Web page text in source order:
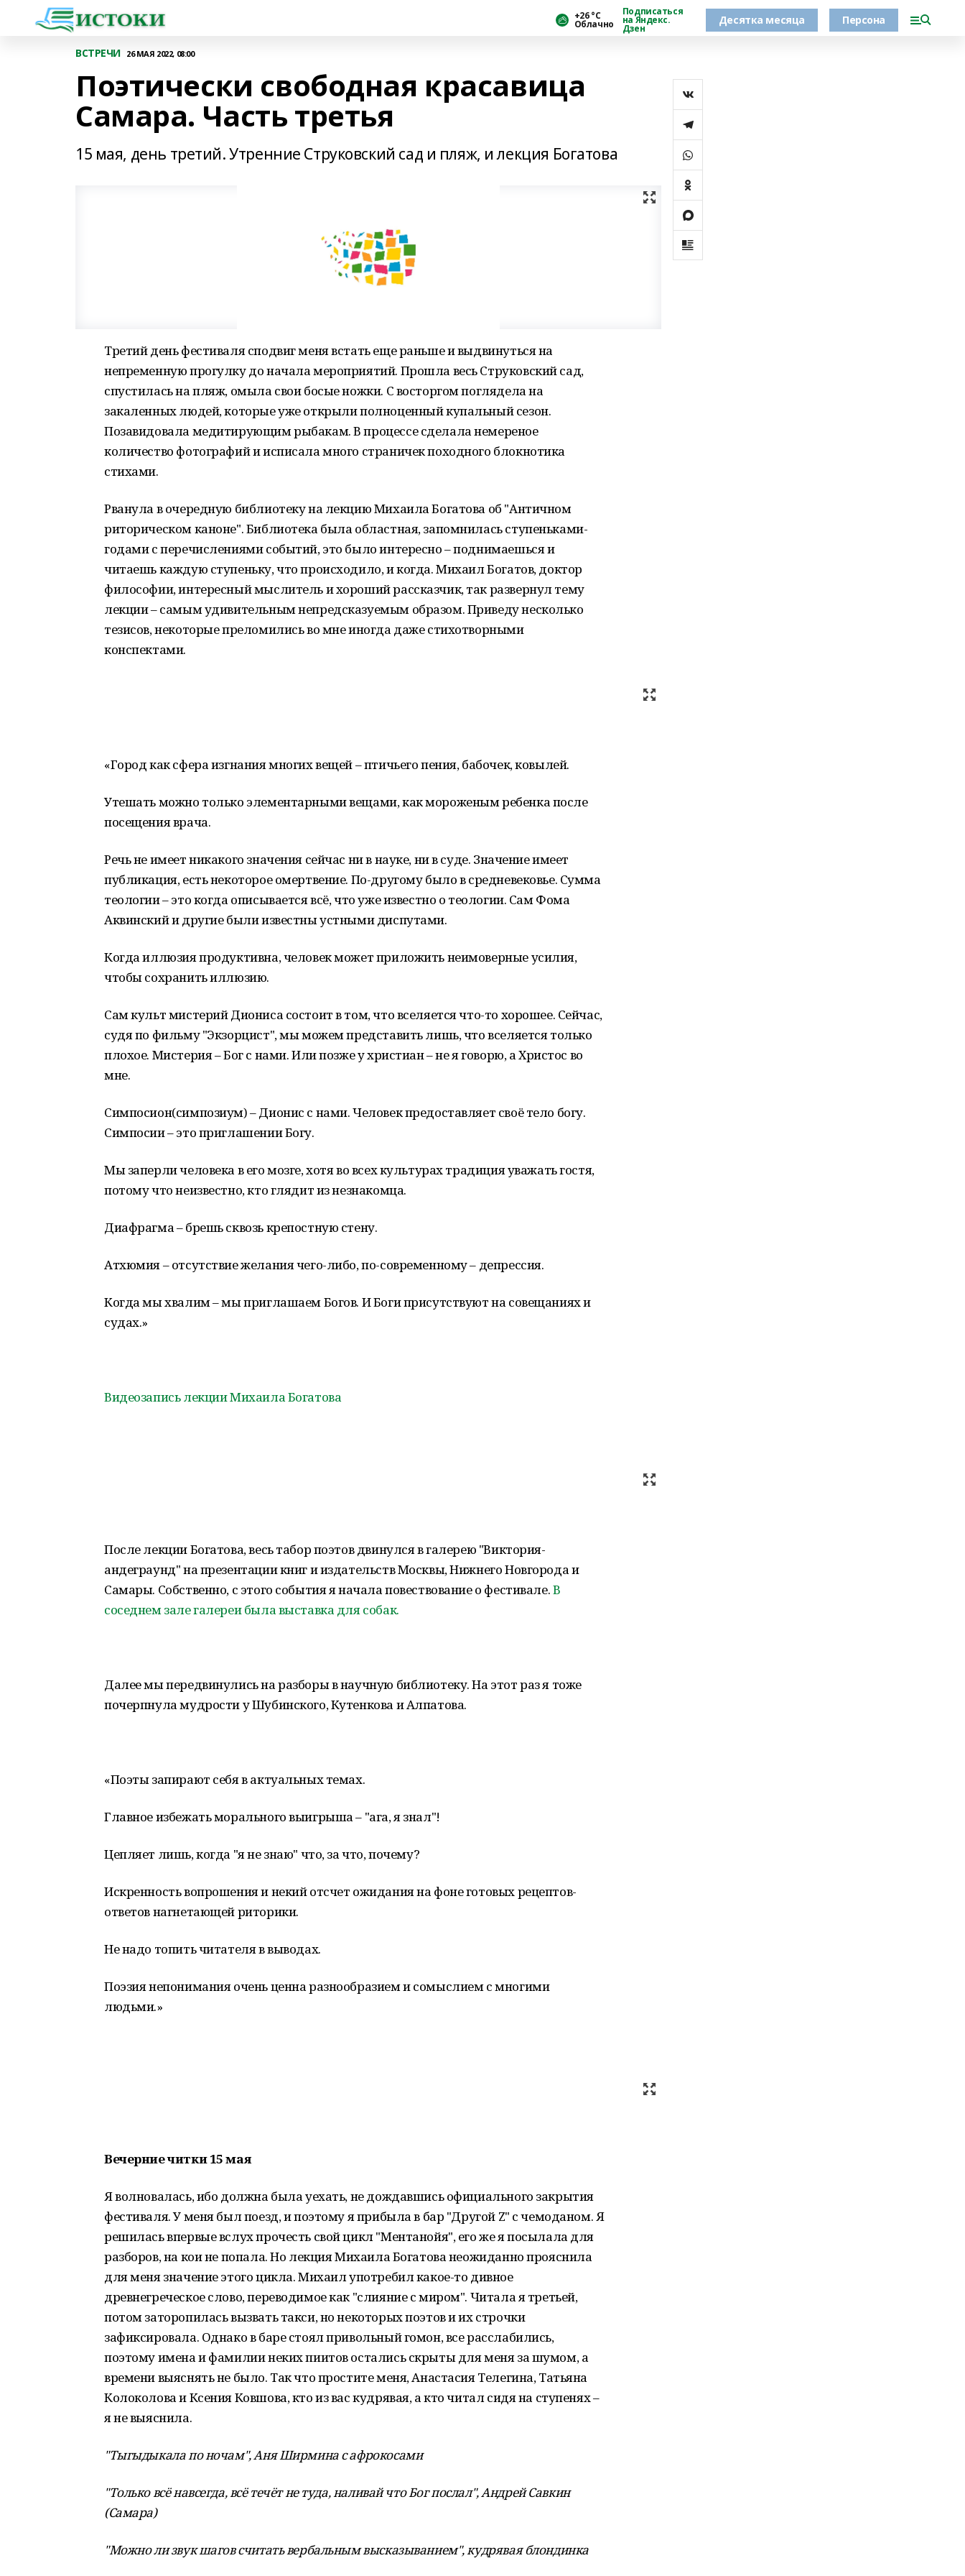
+26 °С
Облачно
Подписаться
на Яндекс.
Дзен
Десятка месяца Персона
ВСТРЕЧИ 26 МАЯ 2022, 08:00
Поэтически свободная красавица
Самара. Часть третья
15 мая, день третий. Утренние Струковский сад и пляж, и лекция Богатова
Третий день фестиваля сподвиг меня встать еще раньше и выдвинуться на
непременную прогулку до начала мероприятий. Прошла весь Струковский сад,
спустилась на пляж, омыла свои босые ножки. С восторгом поглядела на
закаленных людей, которые уже открыли полноценный купальный сезон.
Позавидовала медитирующим рыбакам. В процессе сделала немереное
количество фотографий и исписала много страничек походного блокнотика
стихами.
Рванула в очередную библиотеку на лекцию Михаила Богатова об "Античном
риторическом каноне". Библиотека была областная, запомнилась ступеньками-
годами с перечислениями событий, это было интересно – поднимаешься и
читаешь каждую ступеньку, что происходило, и когда. Михаил Богатов, доктор
философии, интересный мыслитель и хороший рассказчик, так развернул тему
лекции – самым удивительным непредсказуемым образом. Приведу несколько
тезисов, некоторые преломились во мне иногда даже стихотворными
конспектами.
«Город как сфера изгнания многих вещей – птичьего пения, бабочек, ковылей.
Утешать можно только элементарными вещами, как мороженым ребенка после
посещения врача.
Речь не имеет никакого значения сейчас ни в науке, ни в суде. Значение имеет
публикация, есть некоторое омертвение. По-другому было в средневековье. Сумма
теологии – это когда описывается всё, что уже известно о теологии. Сам Фома
Аквинский и другие были известны устными диспутами.
Когда иллюзия продуктивна, человек может приложить неимоверные усилия,
чтобы сохранить иллюзию.
Сам культ мистерий Диониса состоит в том, что вселяется что-то хорошее. Сейчас,
судя по фильму "Экзорцист", мы можем представить лишь, что вселяется только
плохое. Мистерия – Бог с нами. Или позже у христиан – не я говорю, а Христос во
мне.
Симпосион(симпозиум) – Дионис с нами. Человек предоставляет своё тело богу.
Симпосии – это приглашении Богу.
Мы заперли человека в его мозге, хотя во всех культурах традиция уважать гостя,
потому что неизвестно, кто глядит из незнакомца.
Диафрагма – брешь сквозь крепостную стену.
Атхюмия – отсутствие желания чего-либо, по-современному – депрессия.
Когда мы хвалим – мы приглашаем Богов. И Боги присутствуют на совещаниях и
судах.»
Видеозапись лекции Михаила Богатова
После лекции Богатова, весь табор поэтов двинулся в галерею "Виктория-
андеграунд" на презентации книг и издательств Москвы, Нижнего Новгорода и
Самары. Собственно, с этого события я начала повествование о фестивале.В
соседнем зале галереи была выставка для собак.
Далее мы передвинулись на разборы в научную библиотеку. На этот раз я тоже
почерпнула мудрости у Шубинского, Кутенкова и Алпатова.
«Поэты запирают себя в актуальных темах.
Главное избежать морального выигрыша – "ага, я знал"!
Цепляет лишь, когда "я не знаю" что, за что, почему?
Искренность вопрошения и некий отсчет ожидания на фоне готовых рецептов-
ответов нагнетающей риторики.
Не надо топить читателя в выводах.
Поэзия непонимания очень ценна разнообразием и сомыслием с многими
людьми.»
Вечерние читки 15 мая
Я волновалась, ибо должна была уехать, не дождавшись официального закрытия
фестиваля. У меня был поезд, и поэтому я прибыла в бар "Другой Z" с чемоданом. Я
решилась впервые вслух прочесть свой цикл "Ментанойя", его же я посылала для
разборов, на кои не попала. Но лекция Михаила Богатова неожиданно прояснила
для меня значение этого цикла. Михаил употребил какое-то дивное
древнегреческое слово, переводимое как "слияние с миром". Читала я третьей,
потом заторопилась вызвать такси, но некоторых поэтов и их строчки
зафиксировала. Однако в баре стоял привольный гомон, все расслабились,
поэтому имена и фамилии неких пиитов остались скрыты для меня за шумом, а
времени выяснять не было. Так что простите меня, Анастасия Телегина, Татьяна
Колоколова и Ксения Ковшова, кто из вас кудрявая, а кто читал сидя на ступенях –
я не выяснила.
"Тыгыдыкала по ночам", Аня Ширмина с афрокосами
"Только всё навсегда, всё течёт не туда, наливай что Бог послал", Андрей Савкин
(Самара)
"Можно ли звук шагов считать вербальным высказыванием", кудрявая блондинка